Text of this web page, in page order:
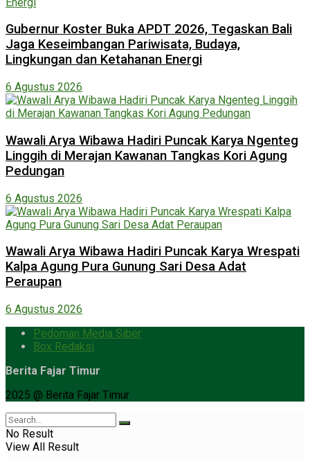
Gubernur Koster Buka APDT 2026, Tegaskan Bali
Jaga Keseimbangan Pariwisata, Budaya,
Lingkungan dan Ketahanan Energi
6 Agustus 2026
Wawali Arya Wibawa Hadiri Puncak Karya Ngenteg
Linggih di Merajan Kawanan Tangkas Kori Agung
Pedungan
6 Agustus 2026
Wawali Arya Wibawa Hadiri Puncak Karya Wrespati
Kalpa Agung Pura Gunung Sari Desa Adat
Peraupan
6 Agustus 2026
Pedoman Media Siber
Box Redaksi
Berita Fajar Timur
2025 @ Berita Fajar Timur
No Result
View All Result